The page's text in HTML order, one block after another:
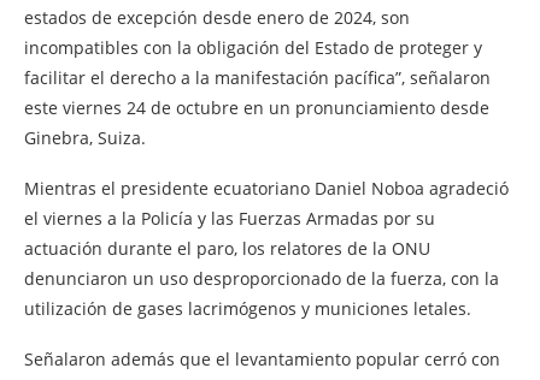
estados de excepción desde enero de 2024, son
incompatibles con la obligación del Estado de proteger y
facilitar el derecho a la manifestación pacífica”, señalaron
este viernes 24 de octubre en un pronunciamiento desde
Ginebra, Suiza.
Mientras el presidente ecuatoriano Daniel Noboa agradeció
el viernes a la Policía y las Fuerzas Armadas por su
actuación durante el paro, los relatores de la ONU
denunciaron un uso desproporcionado de la fuerza, con la
utilización de gases lacrimógenos y municiones letales.
Señalaron además que el levantamiento popular cerró con